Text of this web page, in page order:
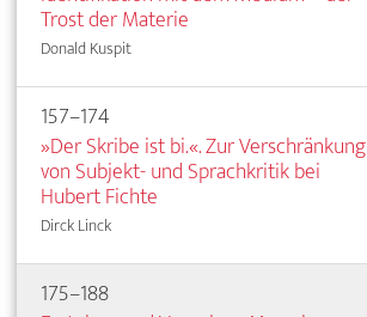
Trost der Materie
Donald Kuspit
157–174
»Der Skribe ist bi.«. Zur Verschränkung
von Subjekt- und Sprachkritik bei
Hubert Fichte
Dirck Linck
175–188